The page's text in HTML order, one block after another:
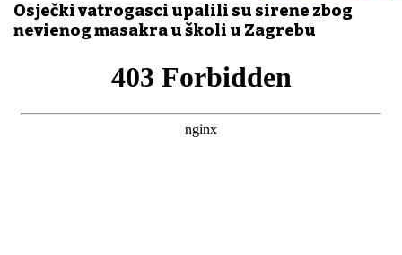
Osječki vatrogasci upalili su sirene zbog
neviđenog masakra u školi u Zagrebu